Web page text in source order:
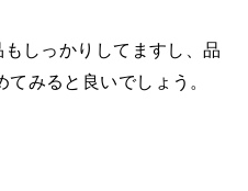
しっかりしてますし、品
みると良いでしょう。